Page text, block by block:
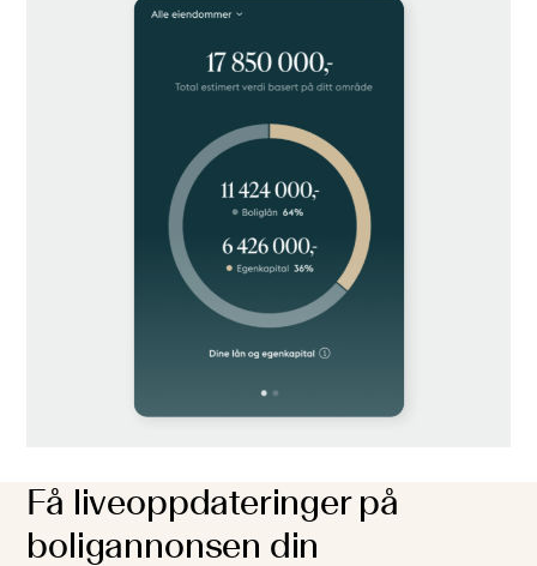
Få liveoppdateringer på
boligannonsen din